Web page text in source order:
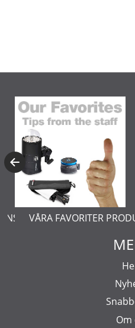
VÅRA FAVORITER
Om